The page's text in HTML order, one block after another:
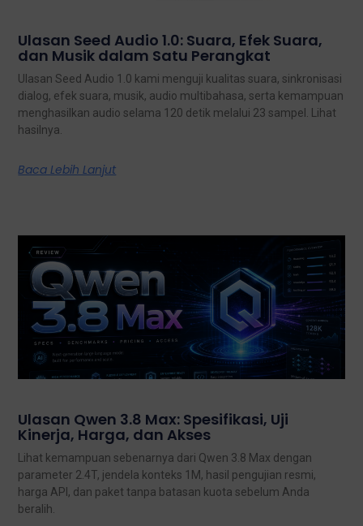
Ulasan Seed Audio 1.0: Suara, Efek Suara,
dan Musik dalam Satu Perangkat
Ulasan Seed Audio 1.0 kami menguji kualitas suara, sinkronisasi
dialog, efek suara, musik, audio multibahasa, serta kemampuan
menghasilkan audio selama 120 detik melalui 23 sampel. Lihat
hasilnya.
Baca Lebih Lanjut
Ulasan Qwen 3.8 Max: Spesifikasi, Uji
Kinerja, Harga, dan Akses
Lihat kemampuan sebenarnya dari Qwen 3.8 Max dengan
parameter 2.4T, jendela konteks 1M, hasil pengujian resmi,
harga API, dan paket tanpa batasan kuota sebelum Anda
beralih.